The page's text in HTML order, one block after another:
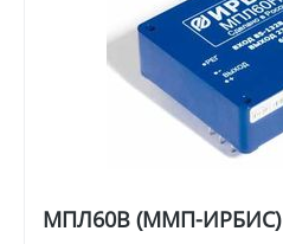
МПЛ60В (ММП-ИРБИС)